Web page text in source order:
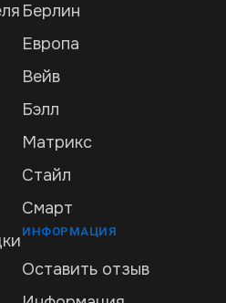
Берлин
Европа
Вейв
Бэлл
Матрикс
Стайл
Смарт
ИНФОРМАЦИЯ
Оставить отзыв